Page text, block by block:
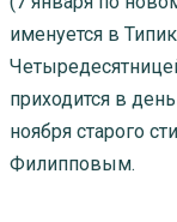
именуется в
приходится в
ноября старого
Филипповым.